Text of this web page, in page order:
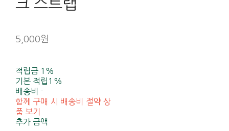
크 스트랩
5,000원
적립금 1%
기본 적립 1%
배송비-
함께 구매 시 배송비 절약 상
품 보기
추가 금액